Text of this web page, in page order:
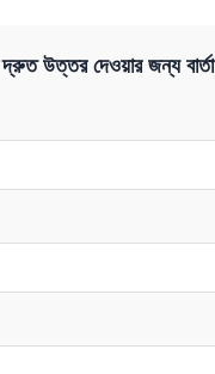
দ্রুত উত্তর দেওয়ার জন্য বার্তা